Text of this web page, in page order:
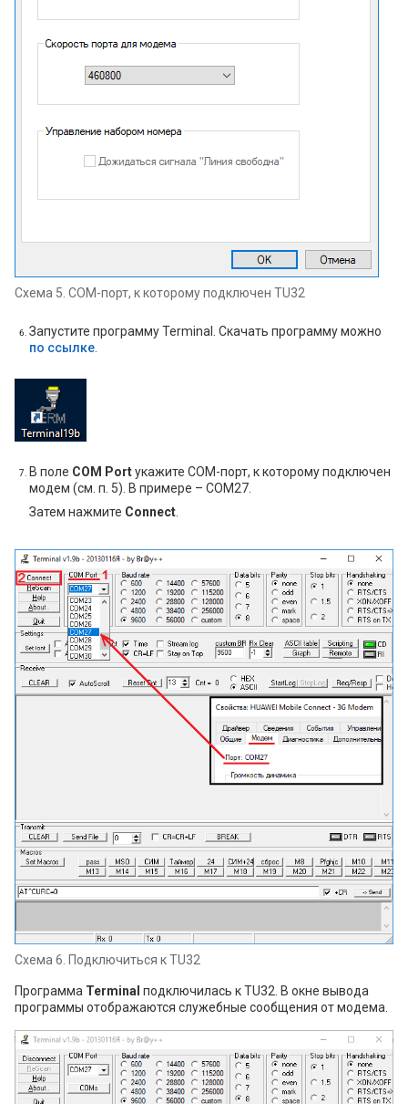
Схема 5. COM-порт, к которому подключен TU32
Запустите программу Terminal. Скачать программу можно
по ссылке
В поле COM Portукажите COM-порт, к которому подключен
модем (см. п. 5). В примере – COM27.
Затем нажмите Connect
Схема 6. Подключиться к TU32
Программа Terminal подключилась к TU32. В окне вывода
программы отображаются служебные сообщения от модема.